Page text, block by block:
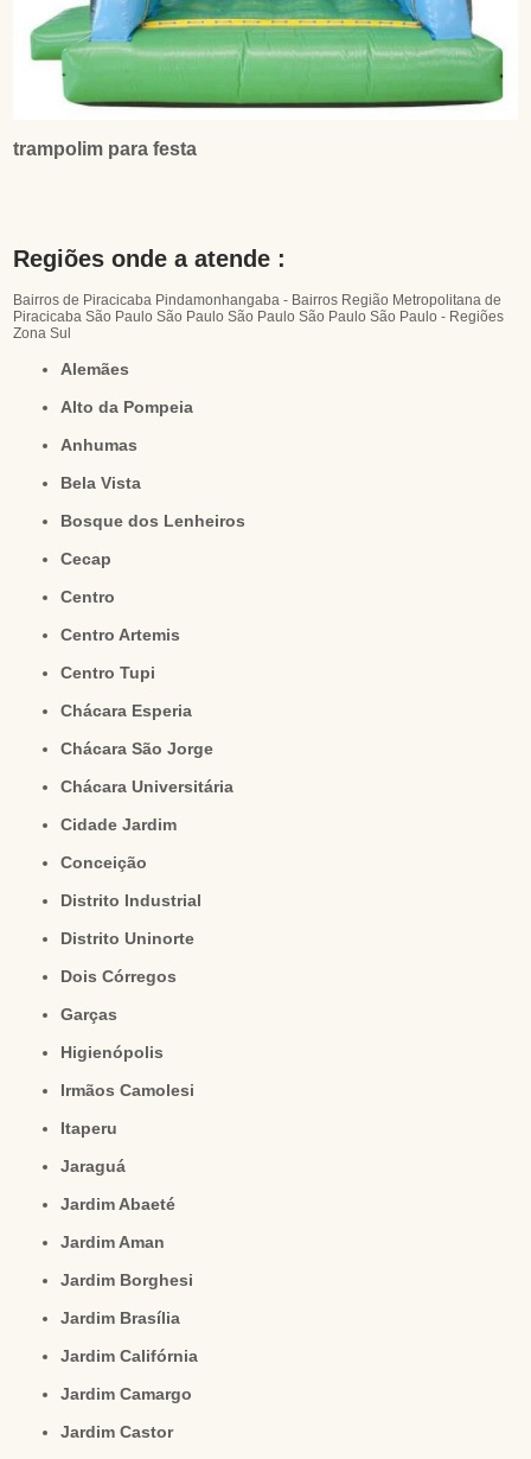
trampolim para festa
Regiões onde a atende :
Bairros de Piracicaba Pindamonhangaba - Bairros Região Metropolitana de
Piracicaba São Paulo São Paulo São Paulo São PauloSão Paulo - Regiões
Zona Sul
Alemães
Alto da Pompeia
Anhumas
Bela Vista
Bosque dos Lenheiros
Cecap
Centro
Centro Artemis
Centro Tupi
Chácara Esperia
Chácara São Jorge
Chácara Universitária
Cidade Jardim
Conceição
Distrito Industrial
Distrito Uninorte
Dois Córregos
Garças
Higienópolis
Irmãos Camolesi
Itaperu
Jaraguá
Jardim Abaeté
Jardim Aman
Jardim Borghesi
Jardim Brasília
Jardim Califórnia
Jardim Camargo
Jardim Castor